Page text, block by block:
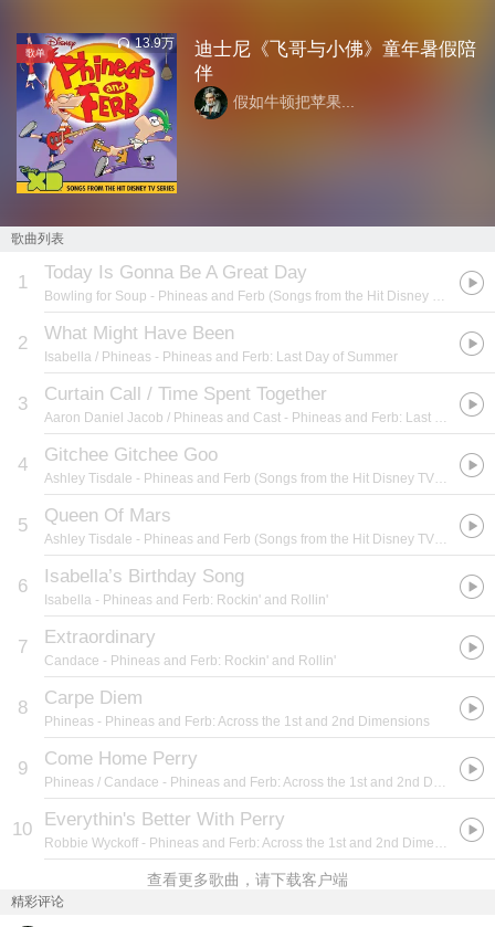
歌单
13.9万
迪士尼《飞哥与小佛》童年暑假陪
伴
假如牛顿把苹果...
歌曲列表
1 Today Is Gonna Be A Great Day
Bowling for Soup - Phineas and Ferb (Songs from the Hit Disney TV Series)
2 What Might Have Been
Isabella / Phineas - Phineas and Ferb: Last Day of Summer
3 Curtain Call / Time Spent Together
Aaron Daniel Jacob / Phineas and Cast - Phineas and Ferb: Last Day of Summer
4 Gitchee Gitchee Goo
Ashley Tisdale - Phineas and Ferb (Songs from the Hit Disney TV Series)
5 Queen Of Mars
Ashley Tisdale - Phineas and Ferb (Songs from the Hit Disney TV Series)
6 Isabella’s Birthday Song
Isabella - Phineas and Ferb: Rockin' and Rollin'
7 Extraordinary
Candace - Phineas and Ferb: Rockin' and Rollin'
8 Carpe Diem
Phineas - Phineas and Ferb: Across the 1st and 2nd Dimensions
9 Come Home Perry
Phineas / Candace - Phineas and Ferb: Across the 1st and 2nd Dimensions
10 Everythin's Better With Perry
Robbie Wyckoff - Phineas and Ferb: Across the 1st and 2nd Dimensions
查看更多歌曲，请下载客户端
精彩评论